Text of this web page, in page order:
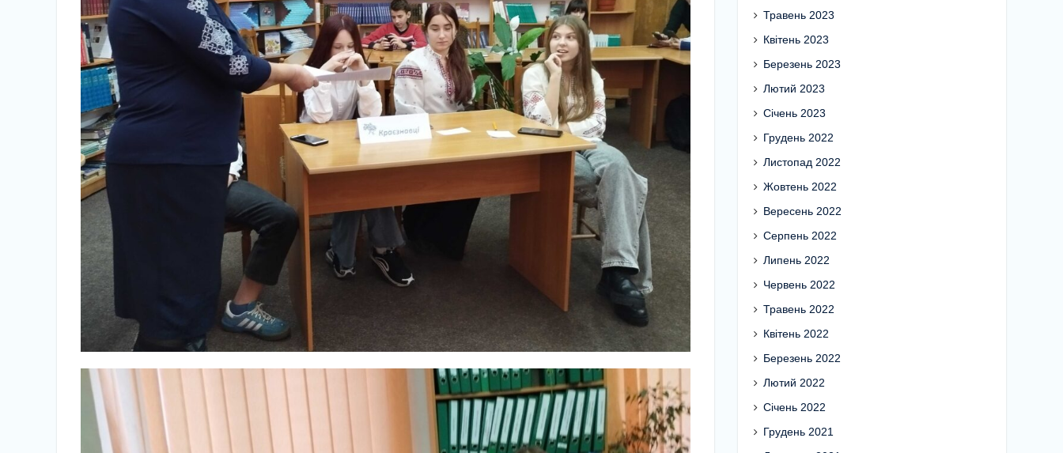
Травень 2023
Квітень 2023
Березень 2023
Лютий 2023
Січень 2023
Грудень 2022
Листопад 2022
Жовтень 2022
Вересень 2022
Серпень 2022
Липень 2022
Червень 2022
Травень 2022
Квітень 2022
Березень 2022
Лютий 2022
Січень 2022
Грудень 2021